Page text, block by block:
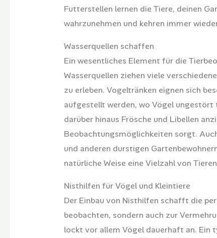
Futterstellen lernen die Tiere, deinen
wahrzunehmen und kehren immer
Wasserquellen schaffen
Ein wesentliches Element für die
Wasserquellen ziehen viele
zu erleben. Vogeltränken eignen sich
aufgestellt werden, wo Vögel ungestört
darüber hinaus Frösche und Libellen
Beobachtungsmöglichkeiten sorgt.
und anderen durstigen
natürliche Weise eine Vielzahl von
Nisthilfen für Vögel und Kleintiere
Der Einbau von Nisthilfen schafft die
beobachten, sondern auch zur
lockt vor allem Vögel dauerhaft an. Ein